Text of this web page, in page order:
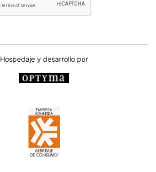
Hospedaje y desarrollo por